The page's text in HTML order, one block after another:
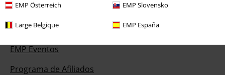
EMP Österreich EMP Slovensko
Large Belgique EMP España
Sobre EMP
EMP Eventos
Programa de Afiliados